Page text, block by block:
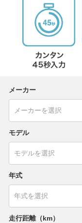
メーカー
モデル
年式
走行距離（km）